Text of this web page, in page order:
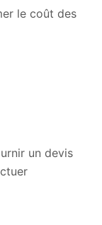
le coût des
un devis